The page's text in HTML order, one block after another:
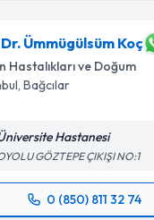
Ümmügülsüm Koç
Hastalıkları ve Doğum
, Bağcılar
Hastanesi
GÖZTEPE ÇIKIŞI NO:1
0 (850) 811 32 74
Takvimi Talebi